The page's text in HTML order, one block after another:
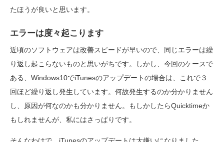
たほうが良いと思います。
エラーは度々起こります
近頃のソフトウェアは改善スピードが早いので、同じエラーは繰
り返し起こらないものと思いがちです。しかし、今回のケースで
ある、Windows10でiTunesのアップデートの場合は、これで３
回ほど繰り返し発生しています。何故発生するのか分かりません
し、原因が何なのかも分かりません。もしかしたらQuicktimeか
もしれませんが、私にはさっぱりです。